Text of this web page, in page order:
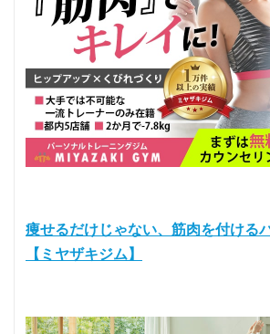
痩せるだけじゃない、筋肉を付ける
【ミヤザキジム】